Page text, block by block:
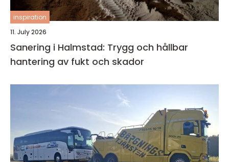
inspiration
11. July 2026
Sanering i Halmstad: Trygg och hållbar
hantering av fukt och skador